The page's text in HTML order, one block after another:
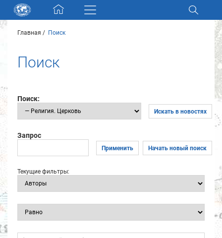
Skip navigation
Разделы и коллекции
Электронный каталог
Новости
Партнеры
Найти
Главная Поиск
Поиск
Поиск:
Искать в новостях
Запрос
Применить Начать новый поиск
Текущие фильтры: